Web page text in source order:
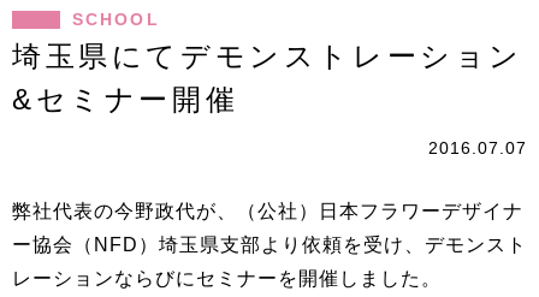
SCHOOL
埼玉県にてデモンストレーション
&セミナー開催
2016.07.07
弊社代表の今野政代が、（公社）日本フラワーデザイナ
ー協会（NFD）埼玉県支部より依頼を受け、デモンスト
レーションならびにセミナーを開催しました。